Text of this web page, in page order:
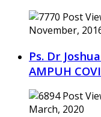
November,
Ps. Dr
AMPUH
March, 2020